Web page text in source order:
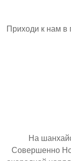
Приходи к нам в
На
Совершенно